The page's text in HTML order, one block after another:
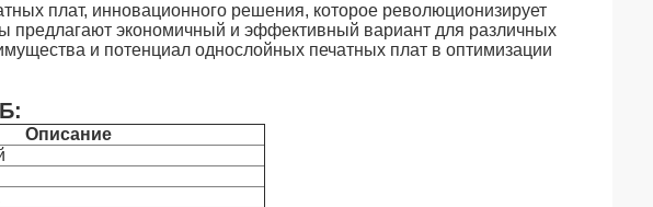
плат, инновационного решения, которое революционизирует
предлагают экономичный и эффективный вариант для различных
и потенциал однослойных печатных плат в оптимизации
Описание